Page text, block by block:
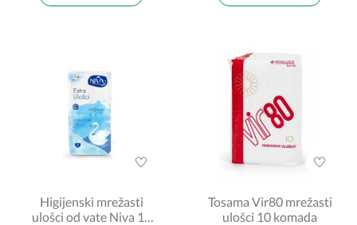
Higijenski mrežasti
ulošci od vate Niva 10
Tosama Vir80 mrežasti
ulošci 10 komada